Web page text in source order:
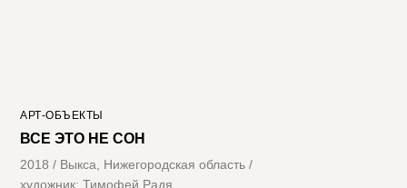
ВСЕ ЭТО НЕ СОН
2018 / Выкса, Нижегородская область /
художник: Тимофей Радя
АРТ-ОБЪЕКТЫ